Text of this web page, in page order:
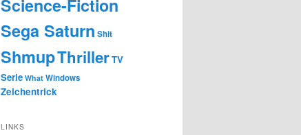
Science-Fiction
Sega Saturn Shit
ShmupThrillerTV
Serie What Windows
Zeichentrick
LINKS